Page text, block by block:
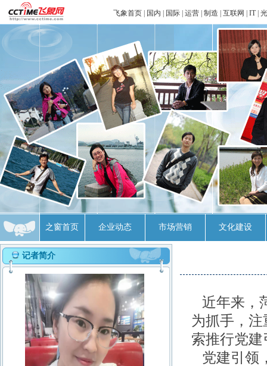
飞象首页 国内 国际 运营 制造 互联网 IT|
之窗首页 企业动态 市场营销 文化建设
记者简介
近年来，
为抓手，
索推行党
党建引领